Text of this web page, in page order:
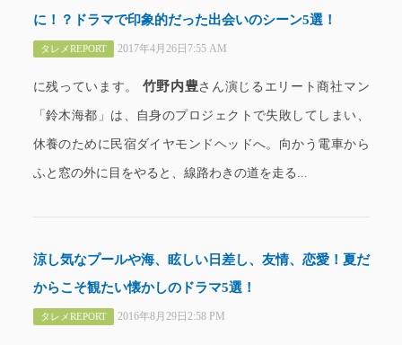
に！？ドラマで印象的だった出会いのシーン5選！
タレメREPORT 2017年4月26日7:55 AM
に残っています。 竹野内豊さん演じるエリート商社マン
「鈴木海都」は、自身のプロジェクトで失敗してしまい、
休養のために民宿ダイヤモンドヘッドへ。向かう電車から
ふと窓の外に目をやると、線路わきの道を走る...
涼し気なプールや海、眩しい日差し、友情、恋愛！夏だ
からこそ観たい懐かしのドラマ5選！
タレメREPORT 2016年8月29日2:58 PM